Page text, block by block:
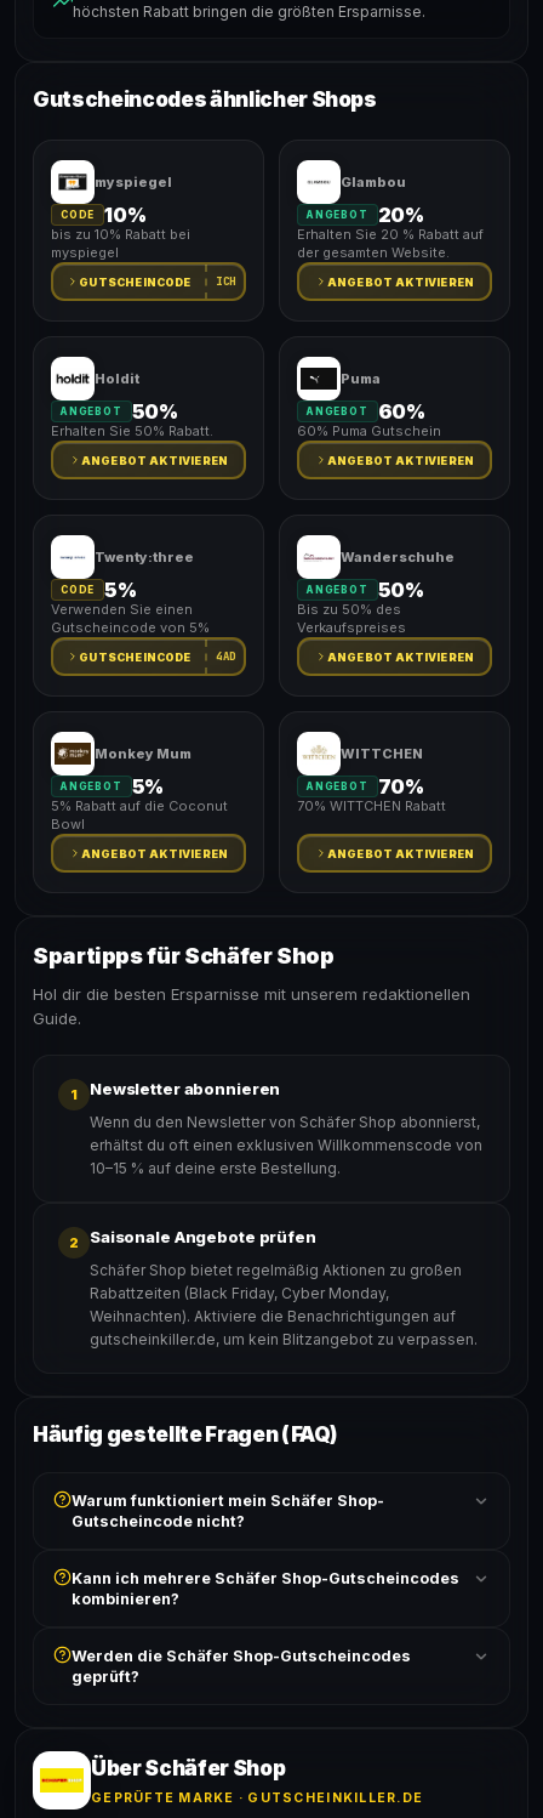
höchsten Rabatt bringen die größten Ersparnisse.
Gutscheincodes ähnlicher Shops
myspiegel
CODE 10%
bis zu 10% Rabatt bei
myspiegel
GUTSCHEINCODE ICH
Glambou
ANGEBOT 20%
Erhalten Sie 20 % Rabatt auf
der gesamten Website.
ANGEBOT AKTIVIEREN
Holdit
ANGEBOT 50%
Erhalten Sie 50% Rabatt.
ANGEBOT AKTIVIEREN
Puma
ANGEBOT 60%
60% Puma Gutschein
ANGEBOT AKTIVIEREN
Twenty:three
CODE 5%
Verwenden Sie einen
Gutscheincode von 5%
GUTSCHEINCODE 4AD
Wanderschuhe
ANGEBOT 50%
Bis zu 50% des
Verkaufspreises
ANGEBOT AKTIVIEREN
Monkey Mum
ANGEBOT 5%
5% Rabatt auf die Coconut
Bowl
ANGEBOT AKTIVIEREN
WITTCHEN
ANGEBOT 70%
70% WITTCHEN Rabatt
ANGEBOT AKTIVIEREN
Spartipps für Schäfer Shop
Hol dir die besten Ersparnisse mit unserem redaktionellen
Guide.
1 Newsletter abonnieren
Wenn du den Newsletter von Schäfer Shop abonnierst,
erhältst du oft einen exklusiven Willkommenscode von
10–15 % auf deine erste Bestellung.
2 Saisonale Angebote prüfen
Schäfer Shop bietet regelmäßig Aktionen zu großen
Rabattzeiten (Black Friday, Cyber Monday,
Weihnachten). Aktiviere die Benachrichtigungen auf
gutscheinkiller.de, um kein Blitzangebot zu verpassen.
Häufig gestellte Fragen (FAQ)
Warum funktioniert mein Schäfer Shop-
Gutscheincode nicht?
ist und ob der Code nicht für bereits reduzierte Artikel
gilt. Alle Bedingungen findest du unter „Details".
Kann ich mehrere Schäfer Shop-Gutscheincodes
kombinieren?
akzeptiert. Die Kombination mehrerer Codes ist meist
ausgeschlossen, sofern die Angebotsbedingungen
Werden die Schäfer Shop-Gutscheincodes
geprüft?
Erfolgsquote wird bei jedem Angebot angezeigt.
Über Schäfer Shop
GEPRÜFTE MARKE · GUTSCHEINKILLER.DE